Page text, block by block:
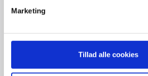
Marketing
Tillad alle cookies
Vi kommer herefter på besøg hos dig,